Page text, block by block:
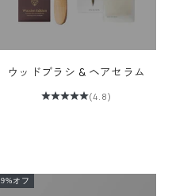
ウッドブラシ & ヘアセラム
(4.8)
9%オフ